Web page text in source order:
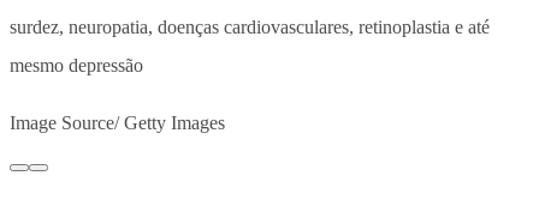
surdez, neuropatia, doenças cardiovasculares, retinoplastia e até
mesmo depressão
Image Source/ Getty Images